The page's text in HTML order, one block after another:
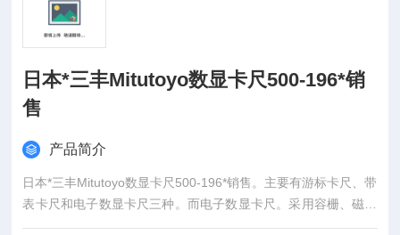
日本*三丰Mitutoyo数显卡尺500-196*销
售
产品简介
日本*三丰Mitutoyo数显卡尺500-196*销售。主要有游标卡尺、带
表卡尺和电子数显卡尺三种。而电子数显卡尺。采用容栅、磁栅
等测量系统，以数字显示测量示值的长度测量工具。采用 LCD